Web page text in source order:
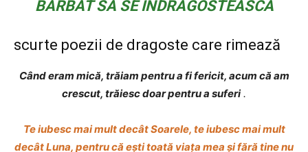
BĂRBAT SĂ SE ÎNDRĂGOSTEASCĂ
scurte poezii de dragoste care rimează
Când eram mică, trăiam pentru a fi fericit, acum că am
crescut, trăiesc doar pentru a suferi.
Te iubesc mai mult decât Soarele, te iubesc mai mult
decât Luna, pentru că ești toată viața mea și fără tine nu